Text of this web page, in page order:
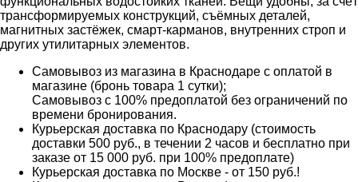
трансформируемых конструкций, съёмных деталей,
магнитных застёжек, смарт-карманов, внутренних строп и
других утилитарных элементов.
Самовывоз из магазина в Краснодаре с оплатой в
магазине (бронь товара 1 сутки);
Самовывоз с 100% предоплатой без ограничений по
времени бронирования.
Курьерская доставка по Краснодару (стоимость
доставки 500 руб., в течении 2 часов и бесплатно при
заказе от 15 000 руб. при 100% предоплате)
Курьерская доставка по Москве - от 150 руб.!